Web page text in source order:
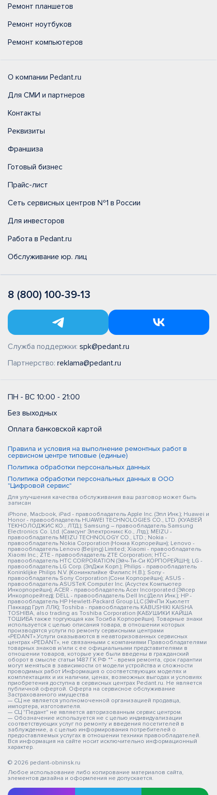
Ремонт планшетов
Ремонт ноутбуков
Ремонт компьютеров
О компании Pedant.ru
Для СМИ и партнеров
Контакты
Реквизиты
Франшиза
Готовый бизнес
Прайс-лист
Сеть сервисных центров №1 в России
Для инвесторов
Работа в Pedant.ru
Обслуживание юр. лиц
8 (800) 100-39-13
Служба поддержки: spk@pedant.ru
Партнерство: reklama@pedant.ru
ПН - ВС 10:00 - 21:00
Без выходных
Оплата банковской картой
Правила и условия на выполнение ремонтных работ в
сервисном центре типовые (единые)
Политика обработки персональных данных
Политика обработки персональных данных в ООО
"Цифровой сервис"
Для улучшения качества обслуживания ваш разговор может быть
записан
iPhone, Macbook, iPad - правообладатель Apple Inc. (Эпл Инк.); Huawei и
Honor - правообладатель HUAWEI TECHNOLOGIES CO., LTD. (ХУАВЕЙ
ТЕКНОЛОДЖИС КО., ЛТД.); Samsung – правообладатель Samsung
Electronics Co. Ltd. (Самсунг Электроникс Ко., Лтд.); MEIZU -
правообладатель MEIZU TECHNOLOGY CO., LTD.; Nokia -
правообладатель Nokia Corporation (Нокиа Корпорейшн); Lenovo -
правообладатель Lenovo (Beijing) Limited; Xiaomi - правообладатель
Xiaomi Inc.; ZTE - правообладатель ZTE Corporation; HTC -
правообладатель HTC CORPORATION (Эйч-Ти-Си КОРПОРЕЙШН); LG -
правообладатель LG Corp. (ЭлДжи Корп.); Philips - правообладатель
Koninklijke Philips N.V. (Конинклийке Филипс Н.В.); Sony -
правообладатель Sony Corporation (Сони Корпорейшн); ASUS -
правообладатель ASUSTeK Computer Inc. (Асустек Компьютер
Инкорпорейшн); ACER - правообладатель Acer Incorporated (Эйсер
Инкорпорейтед); DELL - правообладатель Dell Inc.(Делл Инк.); HP -
правообладатель HP Hewlett-Packard Group LLC (ЭйчПи Хьюлетт
Паккард Груп ЛЛК); Toshiba - правообладатель KABUSHIKI KAISHA
TOSHIBA, also trading as Toshiba Corporation (КАБУШИКИ КАЙША
ТОШИБА также торгующая как Тосиба Корпорейшн). Товарные знаки
используется с целью описания товара, в отношении которых
производятся услуги по ремонту сервисными центрами
«PEDANT».Услуги оказываются в неавторизованных сервисных
центрах «PEDANT», не связанными с компаниями Правообладателями
товарных знаков и/или с ее официальными представителями в
отношении товаров, которые уже были введены в гражданский
оборот в смысле статьи 1487 ГК РФ ** - время ремонта, срок гарантии
могут меняться в зависимости от модели устройства и сложности
проводимых работ Информация о соответствующих моделях и
комплектациях и их наличии, ценах, возможных выгодах и условиях
приобретения доступна в сервисных центрах Pedant.ru. Не является
публичной офертой. Оферта на сервисное обслуживание
Застрахованного имущества
— СЦ не является уполномоченной организацией продавца,
импортера, изготовителя.
— СЦ "Педант" не является авторизованным сервис центром.
— Обозначение используется не с целью индивидуализации
соответствующих услуг по ремонту и введения посетителей в
заблуждение, а с целью информирования потребителей о
предоставляемых услугах в отношении техники правообладателей.
Вся информация на сайте носит исключительно информационный
характер.
© 2026 pedant-obninsk.ru
Любое использование либо копирование материалов сайта,
элементов дизайна и оформления не допускается.